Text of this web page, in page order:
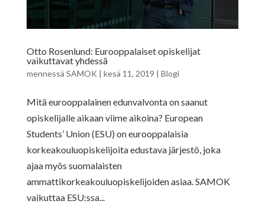
Otto Rosenlund: Eurooppalaiset opiskelijat
vaikuttavat yhdessä
mennessä SAMOK | kesä 11, 2019 | Blogi
Mitä eurooppalainen edunvalvonta on saanut
opiskelijalle aikaan viime aikoina? European
Students’ Union (ESU) on eurooppalaisia
korkeakouluopiskelijoita edustava järjestö, joka
ajaa myös suomalaisten
ammattikorkeakouluopiskelijoiden asiaa. SAMOK
vaikuttaa ESU:ssa...